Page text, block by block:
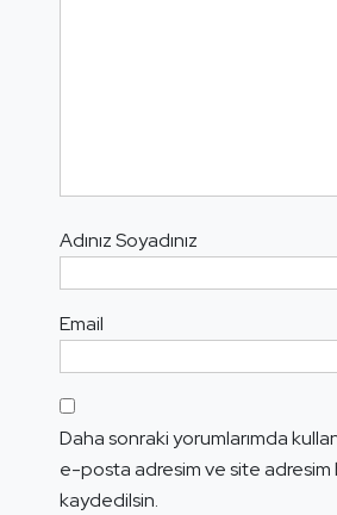
Adınız Soyadınız
Email
Daha sonraki yorumlarımda
e-posta adresim ve site adresim
kaydedilsin.